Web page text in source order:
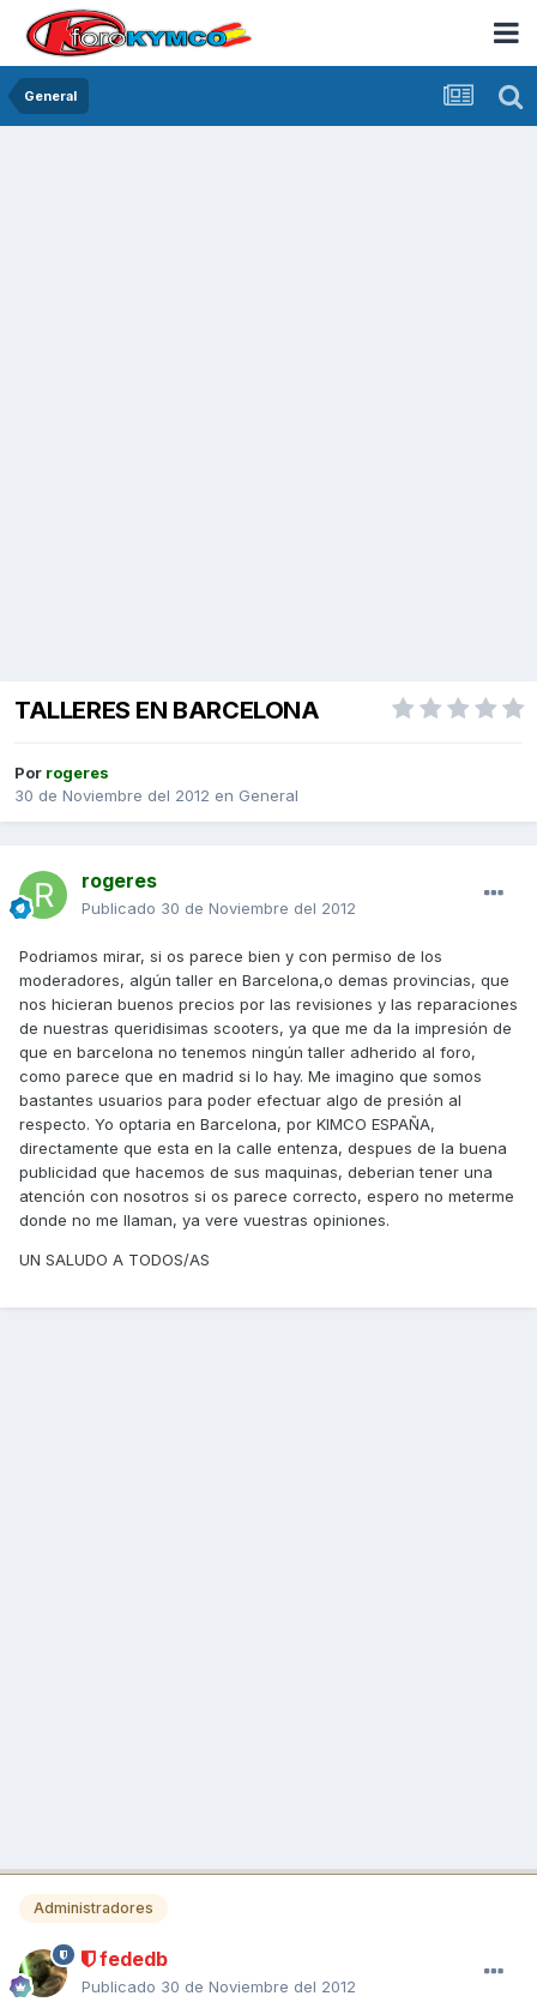
General
TALLERES EN BARCELONA
Por rogeres
30 de Noviembre del 2012 en General
rogeres
Publicado 30 de Noviembre del 2012
Podriamos mirar, si os parece bien y con permiso de los
moderadores, algún taller en Barcelona,o demas provincias, que
nos hicieran buenos precios por las revisiones y las reparaciones
de nuestras queridisimas scooters, ya que me da la impresión de
que en barcelona no tenemos ningún taller adherido al foro,
como parece que en madrid si lo hay. Me imagino que somos
bastantes usuarios para poder efectuar algo de presión al
respecto. Yo optaria en Barcelona, por KIMCO ESPAÑA,
directamente que esta en la calle entenza, despues de la buena
publicidad que hacemos de sus maquinas, deberian tener una
atención con nosotros si os parece correcto, espero no meterme
donde no me llaman, ya vere vuestras opiniones.
UN SALUDO A TODOS/AS
Administradores
fededb
Publicado 30 de Noviembre del 2012